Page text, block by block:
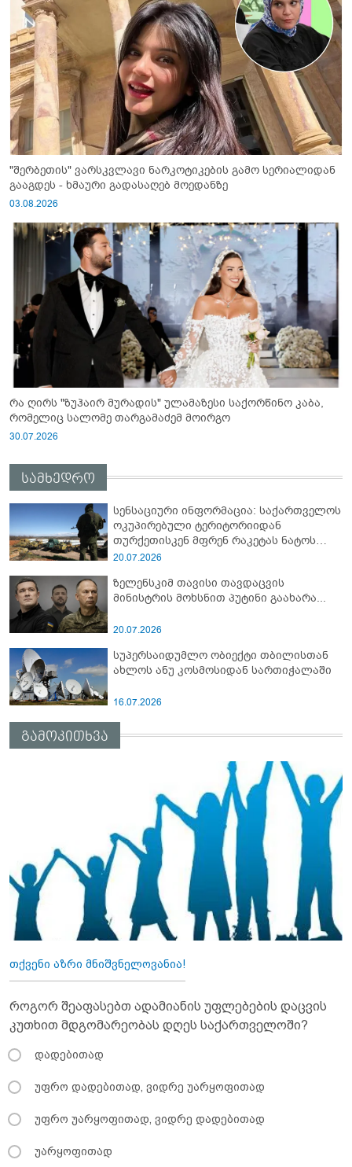
"შერბეთის" ვარსკვლავი ნარკოტიკების გამო სერიალიდან
გააგდეს - ხმაური გადასაღებ მოედანზე
03.08.2026
რა ღირს "ზუჰაირ მურადის" ულამაზესი საქორწინო კაბა,
რომელიც სალომე თარგამაძემ მოირგო
30.07.2026
სამხედრო
სენსაციური ინფორმაცია: საქართველოს
ოკუპირებული ტერიტორიიდან
თურქეთისკენ მფრენ რაკეტას ნატოს
სამიტი კინაღამ ჩაუშლია
20.07.2026
ზელენსკიმ თავისი თავდაცვის
მინისტრის მოხსნით პუტინი გაახარა...
20.07.2026
სუპერსაიდუმლო ობიექტი თბილისთან
ახლოს ანუ კოსმოსიდან სართიჭალაში
16.07.2026
გამოკითხვა
თქვენი აზრი მნიშვნელოვანია!
როგორ შეაფასებთ ადამიანის უფლებების დაცვის
კუთხით მდგომარეობას დღეს საქართველოში?
დადებითად
უფრო დადებითად, ვიდრე უარყოფითად
უფრო უარყოფითად, ვიდრე დადებითად
უარყოფითად